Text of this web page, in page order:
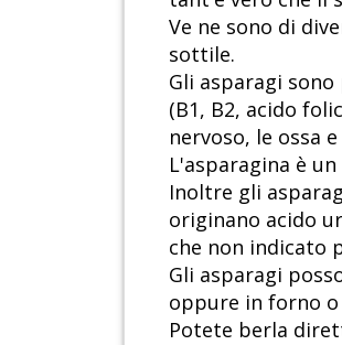
Ve ne sono di
sottile.
Gli asparagi
(B1, B2, acido
nervoso, le ossa
L'asparagina è
Inoltre gli
originano acido
che non indicato
Gli asparagi
oppure in forno
Potete berla